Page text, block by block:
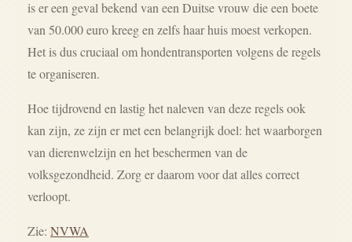
is er een geval bekend van een Duitse vrouw die een boete
van 50.000 euro kreeg en zelfs haar huis moest verkopen.
Het is dus cruciaal om hondentransporten volgens de regels
te organiseren.
Hoe tijdrovend en lastig het naleven van deze regels ook
kan zijn, ze zijn er met een belangrijk doel: het waarborgen
van dierenwelzijn en het beschermen van de
volksgezondheid. Zorg er daarom voor dat alles correct
verloopt.
Zie: NVWA